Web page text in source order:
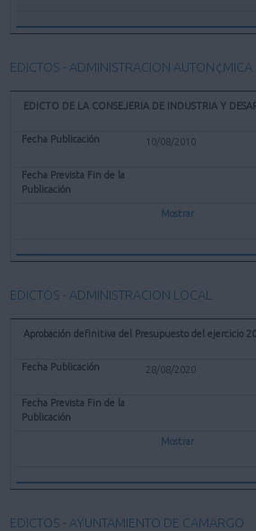
EDICTOS - ADMINISTRACION AUTON¢MICA
EDICTO DE LA CONSEJERIA DE INDUSTRIA Y
10/08/2010
Mostrar
EDICTOS - ADMINISTRACION LOCAL
Aprobación definitiva del Presupuesto del ejercicio
28/08/2020
Mostrar
EDICTOS - AYUNTAMIENTO DE CAMARGO